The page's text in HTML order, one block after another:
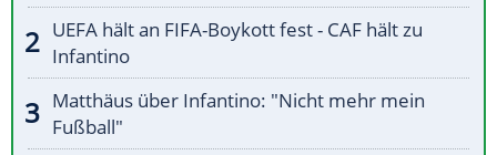
UEFA hält an FIFA-Boykott fest - CAF hält zu
Infantino
Matthäus über Infantino: "Nicht mehr mein
Fußball"